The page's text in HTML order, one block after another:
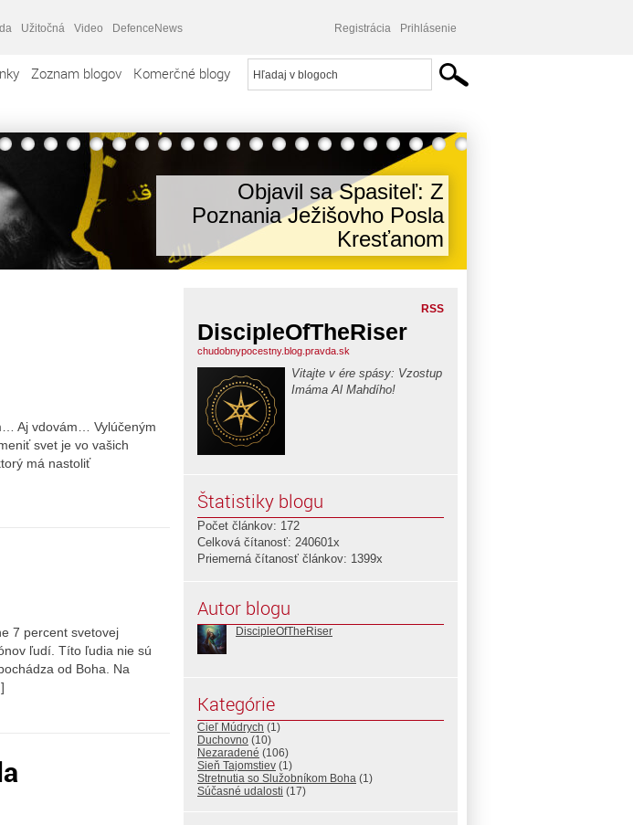
Užitočná Video DefenceNews Registrácia Prihlásenie
Zoznam blogov Komerčné blogy
Objavil sa Spasiteľ: Z
Poznania Ježišovho Posla
Kresťanom
Aj vdovám… Vylúčeným
svet je vo vašich
má nastoliť
7 percent svetovej
ľudí. Títo ľudia nie sú
od Boha. Na
RSS
DiscipleOfTheRiser
chudobnypocestny.blog.pravda.sk
Vitajte v ére spásy: Vzostup
Imáma Al Mahdího!
Štatistiky blogu
Počet článkov: 172
Celková čítanosť: 240601x
Priemerná čítanosť článkov: 1399x
Autor blogu
DiscipleOfTheRiser
Kategórie
Cieľ Múdrych (1)
Duchovno (10)
Nezaradené (106)
Sieň Tajomstiev (1)
Stretnutia so Služobníkom Boha (1)
Súčasné udalosti (17)